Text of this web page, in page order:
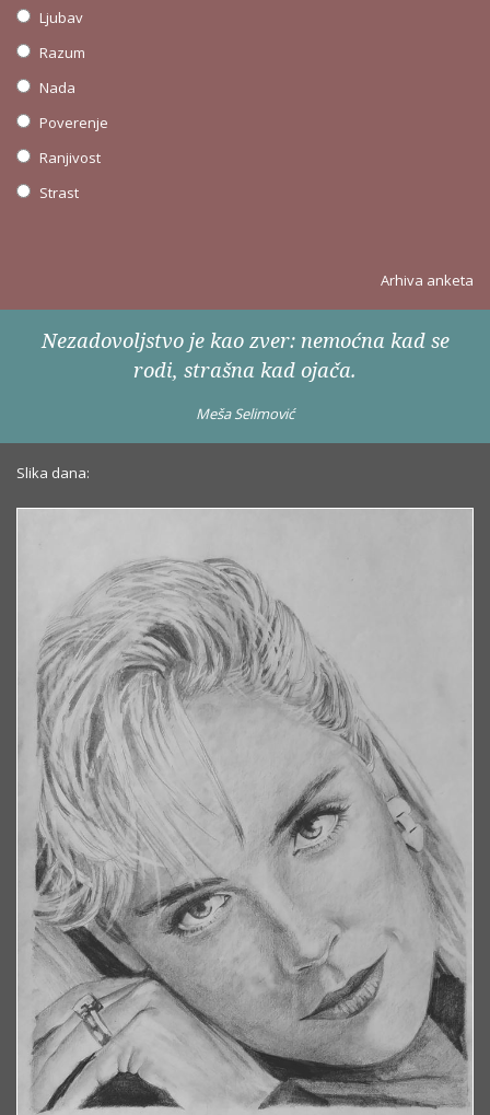
Ljubav
Razum
Nada
Poverenje
Ranjivost
Strast
Arhiva anketa
Nezadovoljstvo je kao zver: nemoćna kad se
rodi, strašna kad ojača.
Meša Selimović
Slika dana: